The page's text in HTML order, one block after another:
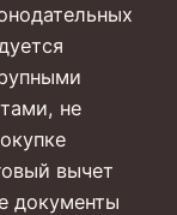
не
вычет
документы